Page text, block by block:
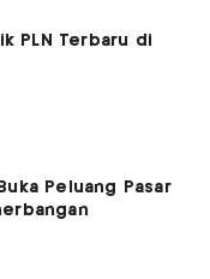
PLN Terbaru di
Peluang Pasar